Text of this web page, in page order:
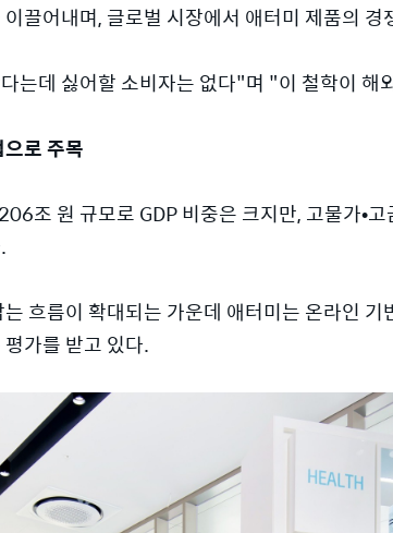
끌어내며, 글로벌 시장에서 애터미 제품의 경
는데 싫어할 소비자는 없다"며 "이 철학이 해
로 주목
조 원 규모로 GDP 비중은 크지만, 고물가•
흐름이 확대되는 가운데 애터미는 온라인
가를 받고 있다.